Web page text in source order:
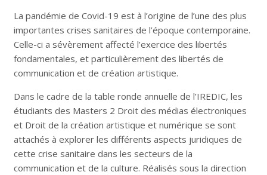
La pandémie de Covid-19 est à l’origine de l’une des plus
importantes crises sanitaires de l’époque contemporaine.
Celle-ci a sévèrement affecté l’exercice des libertés
fondamentales, et particulièrement des libertés de
communication et de création artistique.
Dans le cadre de la table ronde annuelle de l’IREDIC, les
étudiants des Masters 2 Droit des médias électroniques
et Droit de la création artistique et numérique se sont
attachés à explorer les différents aspects juridiques de
cette crise sanitaire dans les secteurs de la
communication et de la culture. Réalisés sous la direction